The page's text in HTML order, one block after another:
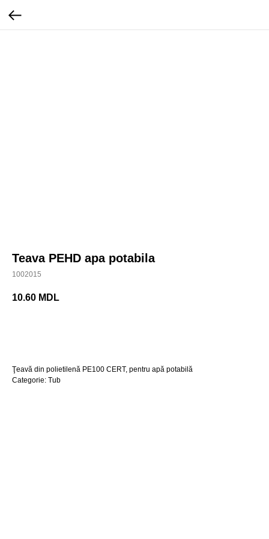
Teava PEHD apa potabila
1002015
10.60 MDL
Ţeavă din polietilenă PE100 CERT, pentru apă potabilă
Categorie: Tub